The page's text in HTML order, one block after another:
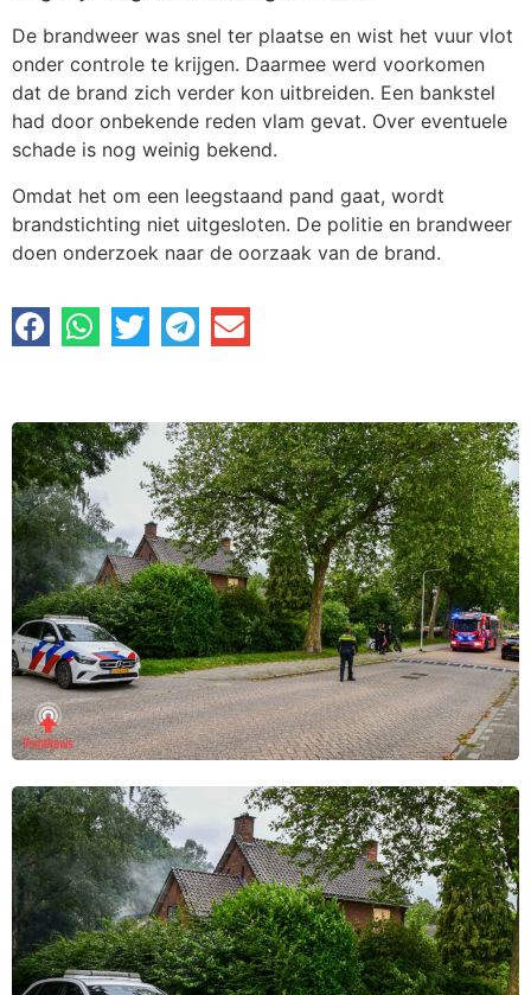
De brandweer was snel ter plaatse en wist het vuur vlot
onder controle te krijgen. Daarmee werd voorkomen
dat de brand zich verder kon uitbreiden. Een bankstel
had door onbekende reden vlam gevat. Over eventuele
schade is nog weinig bekend.
Omdat het om een leegstaand pand gaat, wordt
brandstichting niet uitgesloten. De politie en brandweer
doen onderzoek naar de oorzaak van de brand.